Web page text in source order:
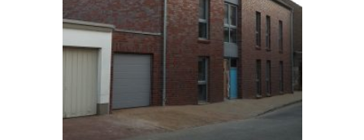
6 WE Viersen-Dülken